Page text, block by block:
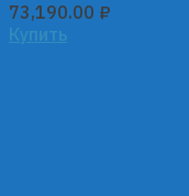
73,190.00 ₽
Купить